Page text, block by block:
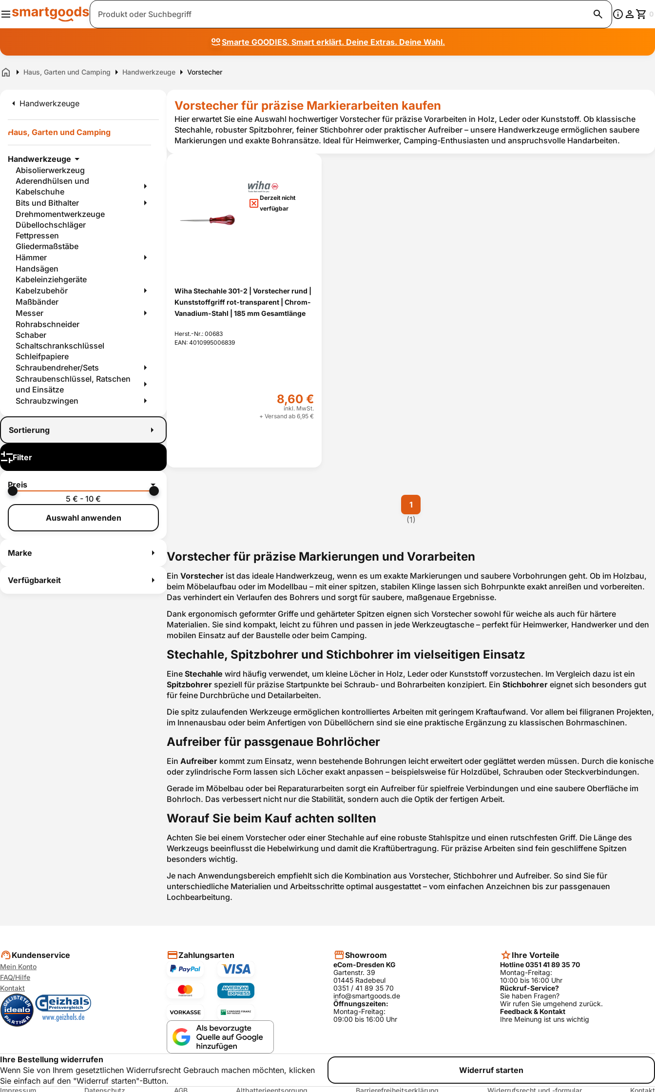
Suche 0
Smarte GOODIES. Smart erklärt. Deine Extras. Deine Wahl.
Home Haus, Garten und Camping Handwerkzeuge Vorstecher
Handwerkzeuge
Haus, Garten und Camping
Handwerkzeuge
Abisolierwerkzeug
Aderendhülsen und
Kabelschuhe
Bits und Bithalter
Drehmomentwerkzeuge
Dübellochschläger
Fettpressen
Gliedermaßstäbe
Hämmer
Handsägen
Kabeleinziehgeräte
Kabelzubehör
Maßbänder
Messer
Rohrabschneider
Schaber
Schaltschrankschlüssel
Schleifpapiere
Schraubendreher/Sets
Schraubenschlüssel, Ratschen
und Einsätze
Schraubzwingen
Sicherungszangen
Sonstige Presszangen
Tieflochmarker
Vorstecher
Wasserwaagen
Werkzeugsets
Zangen Sets
Zangenschlüssel
Sortierung
Filter
Preis
5 € - 10 €
Auswahl anwenden
Marke
Verfügbarkeit
Vorstecher für präzise Markierarbeiten kaufen
Hier erwartet Sie eine Auswahl hochwertiger Vorstecher für präzise Vorarbeiten in Holz, Leder oder Kunststoff. Ob klassische
Stechahle, robuster Spitzbohrer, feiner Stichbohrer oder praktischer Aufreiber – unsere Handwerkzeuge ermöglichen saubere
Markierungen und exakte Bohransätze. Ideal für Heimwerker, Camping-Enthusiasten und anspruchsvolle Handarbeiten.
Derzeit nicht
verfügbar
Wiha Stechahle 301-2 | Vorstecher rund |
Kunststoffgriff rot-transparent | Chrom-
Vanadium-Stahl | 185 mm Gesamtlänge
Herst.-Nr.: 00683
EAN: 4010995006839
8,60 €
inkl. MwSt.
+ Versand ab 6,95 €
(1)
1
Vorstecher für präzise Markierungen und Vorarbeiten
Ein Vorstecher ist das ideale Handwerkzeug, wenn es um exakte Markierungen und saubere Vorbohrungen geht. Ob im Holzbau,
beim Möbelaufbau oder im Modellbau – mit einer spitzen, stabilen Klinge lassen sich Bohrpunkte exakt anreißen und vorbereiten.
Das verhindert ein Verlaufen des Bohrers und sorgt für saubere, maßgenaue Ergebnisse.
Dank ergonomisch geformter Griffe und gehärteter Spitzen eignen sich Vorstecher sowohl für weiche als auch für härtere
Materialien. Sie sind kompakt, leicht zu führen und passen in jede Werkzeugtasche – perfekt für Heimwerker, Handwerker und den
mobilen Einsatz auf der Baustelle oder beim Camping.
Stechahle, Spitzbohrer und Stichbohrer im vielseitigen Einsatz
Eine Stechahle wird häufig verwendet, um kleine Löcher in Holz, Leder oder Kunststoff vorzustechen. Im Vergleich dazu ist ein
Spitzbohrer speziell für präzise Startpunkte bei Schraub- und Bohrarbeiten konzipiert. Ein Stichbohrer eignet sich besonders gut
für feine Durchbrüche und Detailarbeiten.
Die spitz zulaufenden Werkzeuge ermöglichen kontrolliertes Arbeiten mit geringem Kraftaufwand. Vor allem bei filigranen Projekten,
im Innenausbau oder beim Anfertigen von Dübellöchern sind sie eine praktische Ergänzung zu klassischen Bohrmaschinen.
Aufreiber für passgenaue Bohrlöcher
Ein Aufreiber kommt zum Einsatz, wenn bestehende Bohrungen leicht erweitert oder geglättet werden müssen. Durch die konische
oder zylindrische Form lassen sich Löcher exakt anpassen – beispielsweise für Holzdübel, Schrauben oder Steckverbindungen.
Gerade im Möbelbau oder bei Reparaturarbeiten sorgt ein Aufreiber für spielfreie Verbindungen und eine saubere Oberfläche im
Bohrloch. Das verbessert nicht nur die Stabilität, sondern auch die Optik der fertigen Arbeit.
Worauf Sie beim Kauf achten sollten
Achten Sie bei einem Vorstecher oder einer Stechahle auf eine robuste Stahlspitze und einen rutschfesten Griff. Die Länge des
Werkzeugs beeinflusst die Hebelwirkung und damit die Kraftübertragung. Für präzise Arbeiten sind fein geschliffene Spitzen
besonders wichtig.
Je nach Anwendungsbereich empfiehlt sich die Kombination aus Vorstecher, Stichbohrer und Aufreiber. So sind Sie für
unterschiedliche Materialien und Arbeitsschritte optimal ausgestattet – vom einfachen Anzeichnen bis zur passgenauen
Lochbearbeitung.
Kundenservice
Mein Konto
FAQ/Hilfe
Kontakt
Zahlungsarten Showroom
eCom-Dresden KG
Gartenstr. 39
01445 Radebeul
0351 / 41 89 35 70
info@smartgoods.de
Öffnungszeiten:
Montag-Freitag:
09:00 bis 16:00 Uhr
Ihre Vorteile
Hotline 0351 41 89 35 70
Montag-Freitag:
10:00 bis 16:00 Uhr
Rückruf-Service?
Sie haben Fragen?
Wir rufen Sie umgehend zurück.
Feedback & Kontakt
Ihre Meinung ist uns wichtig
Ihre Bestellung widerrufen
Wenn Sie von Ihrem gesetztlichen Widerrufsrecht Gebrauch machen möchten, klicken
Sie einfach auf den "Widerruf starten"-Button.
Widerruf starten